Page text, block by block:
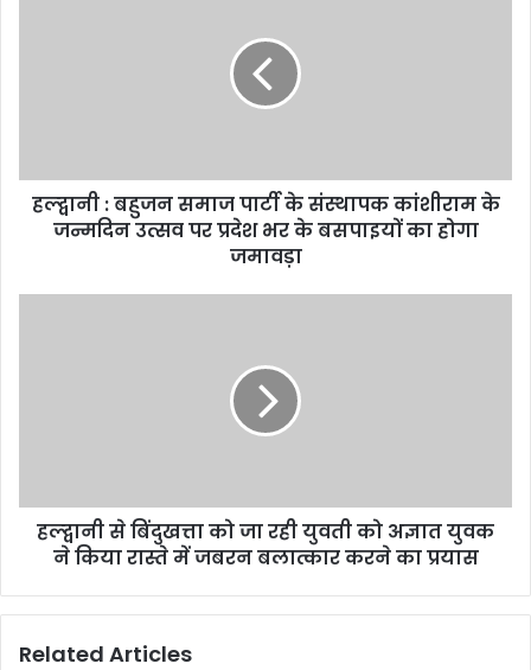
के
जन्मदिन
हल्द्वानी : बहुजन समाज पार्टी के संस्थापक कांशीराम के
जन्मदिन उत्सव पर प्रदेश भर के बसपाइयों का होगा
जमावड़ा
अज्ञात
युवक
जबरन
हल्द्वानी से बिंदुखत्ता को जा रही युवती को अज्ञात युवक
ने किया रास्ते में जबरन बलात्कार करने का प्रयास
Related Articles